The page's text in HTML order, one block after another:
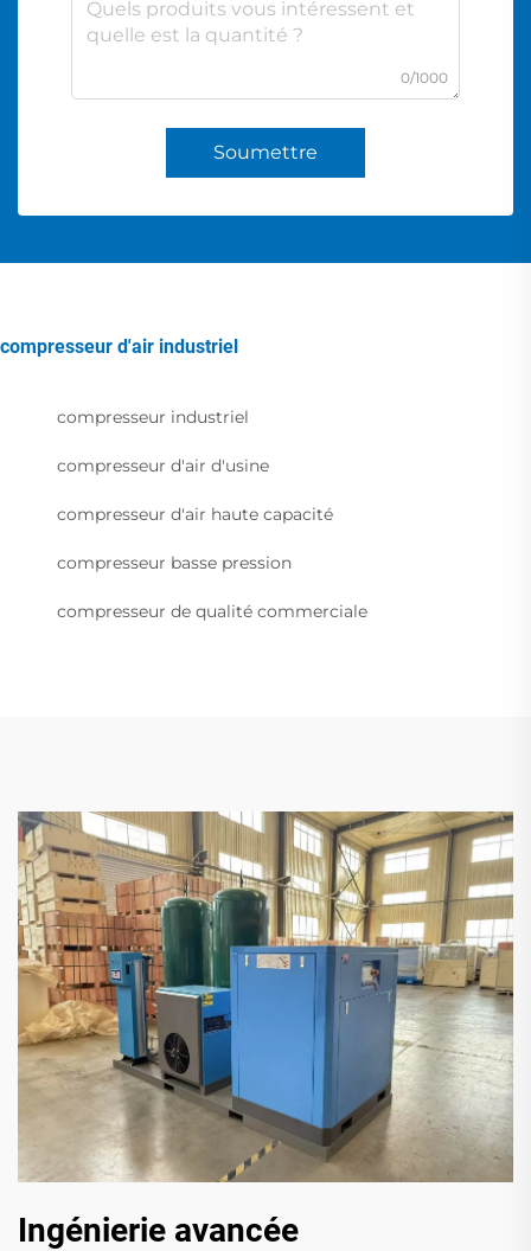
0/1000
Soumettre
compresseur d'air industriel
compresseur industriel
compresseur d'air d'usine
compresseur d'air haute capacité
compresseur basse pression
compresseur de qualité commerciale
Ingénierie avancée